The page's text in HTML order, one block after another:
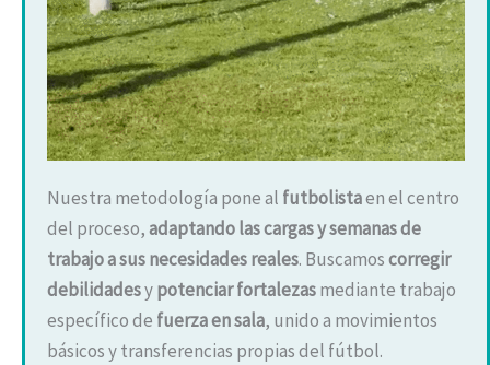
Nuestra metodología pone al futbolistaen el centro
del proceso,adaptando las cargas y semanas de
trabajo a sus necesidades reales. Buscamoscorregir
debilidadesypotenciar fortalezasmediante trabajo
específico de fuerza en sala, unido a movimientos
básicos y transferencias propias del fútbol.